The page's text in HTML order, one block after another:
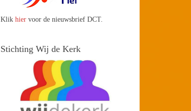
Klikhier voor de nieuwsbrief DCT.
Stichting Wij de Kerk